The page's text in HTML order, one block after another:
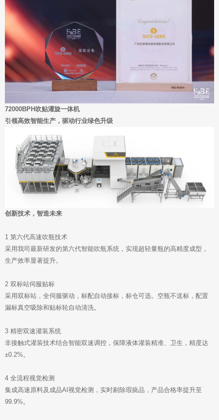
72000BPH吹贴灌旋一体机
引领高效智能生产，驱动行业绿色升级
创新技术，智造未来
1 第六代高速吹瓶技术
采用我司最新研发的第六代智能吹瓶系统，实现超轻量瓶的高精度成型，
生产效率显著提升。
2 双标站伺服贴标
采用双标站，全伺服驱动，标配自动接标，标仓可选。空瓶不送标，配置
漏标真空吸除和贴标轮自动清洗。
3 精密双速灌装系统
非接触式灌装技术结合智能双速调控，保障液体灌装精准、卫生，精度达
±0.2%。
4 全流程视觉检测
集成高速原料及成品AI视觉检测，实时剔除瑕疵品，产品合格率提升至
99.9%。